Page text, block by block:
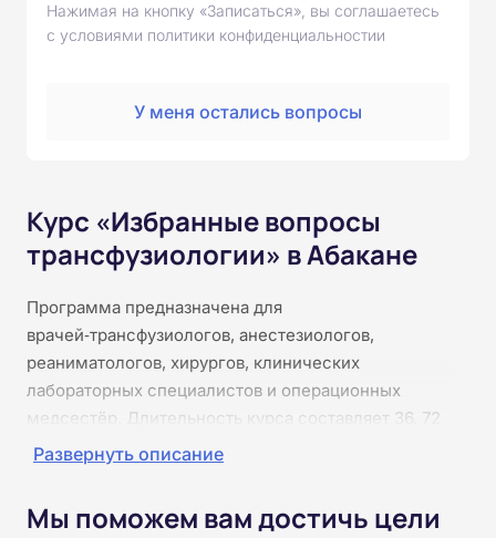
Нажимая на кнопку «Записаться», вы соглашаетесь
с условиями политики конфиденциальностии
У меня остались вопросы
Курс «Избранные вопросы
трансфузиологии» в Абакане
Программа предназначена для
врачей‑трансфузиологов, анестезиологов,
реаниматологов, хирургов, клинических
лабораторных специалистов и операционных
медсестёр. Длительность курса составляет 36, 72
или 144 часа в зависимости от выбранного объёма.
кабинете, что позволяет осваивать программу в
Развернуть описание
Мы поможем вам достичь цели